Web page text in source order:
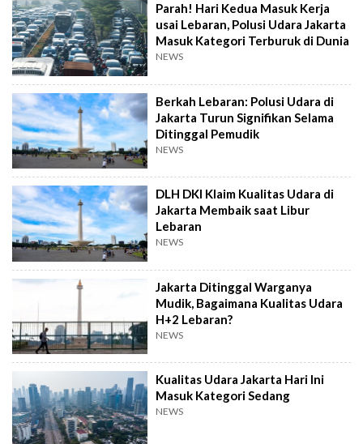
Parah! Hari Kedua Masuk Kerja
usai Lebaran, Polusi Udara Jakarta
Masuk Kategori Terburuk di Dunia
NEWS
Berkah Lebaran: Polusi Udara di
Jakarta Turun Signifikan Selama
Ditinggal Pemudik
NEWS
DLH DKI Klaim Kualitas Udara di
Jakarta Membaik saat Libur
Lebaran
NEWS
Jakarta Ditinggal Warganya
Mudik, Bagaimana Kualitas Udara
H+2 Lebaran?
NEWS
Kualitas Udara Jakarta Hari Ini
Masuk Kategori Sedang
NEWS